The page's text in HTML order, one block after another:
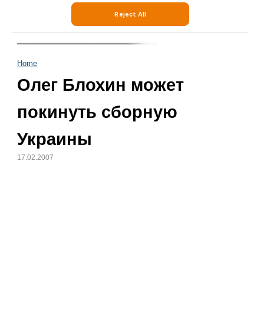
Home
Олег Блохин может
покинуть сборную
Украины
17.02.2007